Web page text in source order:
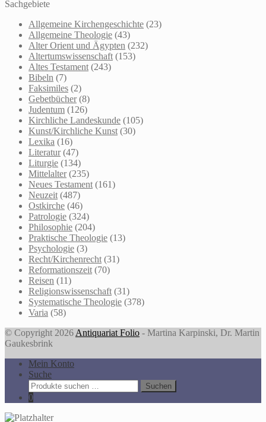
Sachgebiete
Allgemeine Kirchengeschichte (23)
Allgemeine Theologie (43)
Alter Orient und Ägypten (232)
Altertumswissenschaft (153)
Altes Testament (243)
Bibeln (7)
Faksimiles (2)
Gebetbücher (8)
Judentum (126)
Kirchliche Landeskunde (105)
Kunst/Kirchliche Kunst (30)
Lexika (16)
Literatur (47)
Liturgie (134)
Mittelalter (235)
Neues Testament (161)
Neuzeit (487)
Ostkirche (46)
Patrologie (324)
Philosophie (204)
Praktische Theologie (13)
Psychologie (3)
Recht/Kirchenrecht (31)
Reformationszeit (70)
Reisen (11)
Religionswissenschaft (31)
Systematische Theologie (378)
Varia (58)
© Copyright 2026 Antiquariat Folio - Martina Karpinski, Dr. Martin
Gaukesbrink
Mein Konto
Suche
Suche
nach:
Suchen
0